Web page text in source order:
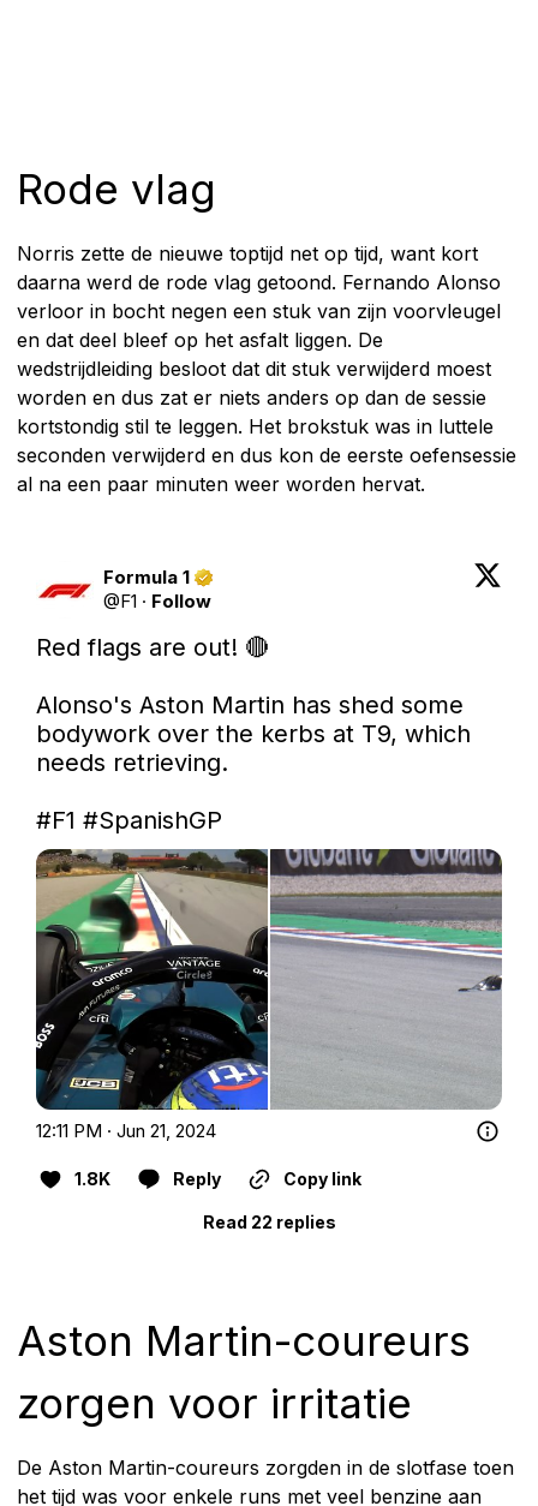
Rode vlag
Norris zette de nieuwe toptijd net op tijd, want kort
daarna werd de rode vlag getoond. Fernando Alonso
verloor in bocht negen een stuk van zijn voorvleugel
en dat deel bleef op het asfalt liggen. De
wedstrijdleiding besloot dat dit stuk verwijderd moest
worden en dus zat er niets anders op dan de sessie
kortstondig stil te leggen. Het brokstuk was in luttele
seconden verwijderd en dus kon de eerste oefensessie
al na een paar minuten weer worden hervat.
Formula 1
@F1 · Follow
Red flags are out! 🔴
Alonso's Aston Martin has shed some
bodywork over the kerbs at T9, which
needs retrieving.
#F1 #SpanishGP
12:11 PM · Jun 21, 2024
1.8K Reply Copy link
Read 22 replies
Aston Martin-coureurs
zorgen voor irritatie
De Aston Martin-coureurs zorgden in de slotfase toen
het tijd was voor enkele runs met veel benzine aan